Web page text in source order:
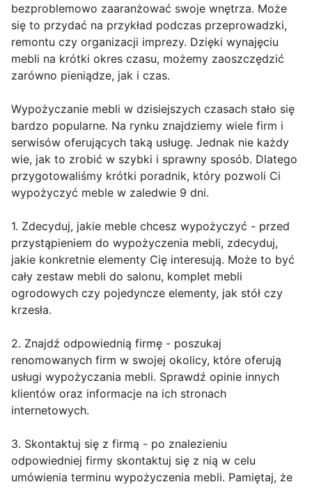
bezproblemowo zaaranżować swoje wnętrza. Może
się to przydać na przykład podczas przeprowadzki,
remontu czy organizacji imprezy. Dzięki wynajęciu
mebli na krótki okres czasu, możemy zaoszczędzić
zarówno pieniądze, jak i czas.
Wypożyczanie mebli w dzisiejszych czasach stało się
bardzo popularne. Na rynku znajdziemy wiele firm i
serwisów oferujących taką usługę. Jednak nie każdy
wie, jak to zrobić w szybki i sprawny sposób. Dlatego
przygotowaliśmy krótki poradnik, który pozwoli Ci
wypożyczyć meble w zaledwie 9 dni.
1. Zdecyduj, jakie meble chcesz wypożyczyć - przed
przystąpieniem do wypożyczenia mebli, zdecyduj,
jakie konkretnie elementy Cię interesują. Może to być
cały zestaw mebli do salonu, komplet mebli
ogrodowych czy pojedyncze elementy, jak stół czy
krzesła.
2. Znajdź odpowiednią firmę - poszukaj
renomowanych firm w swojej okolicy, które oferują
usługi wypożyczania mebli. Sprawdź opinie innych
klientów oraz informacje na ich stronach
internetowych.
3. Skontaktuj się z firmą - po znalezieniu
odpowiedniej firmy skontaktuj się z nią w celu
umówienia terminu wypożyczenia mebli. Pamiętaj, że